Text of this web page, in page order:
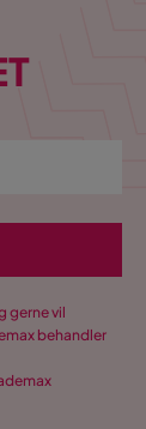
gerne vil
behandler